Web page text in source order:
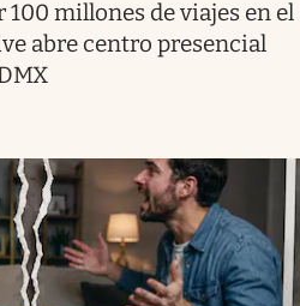
100 millones de viajes en el
abre centro presencial